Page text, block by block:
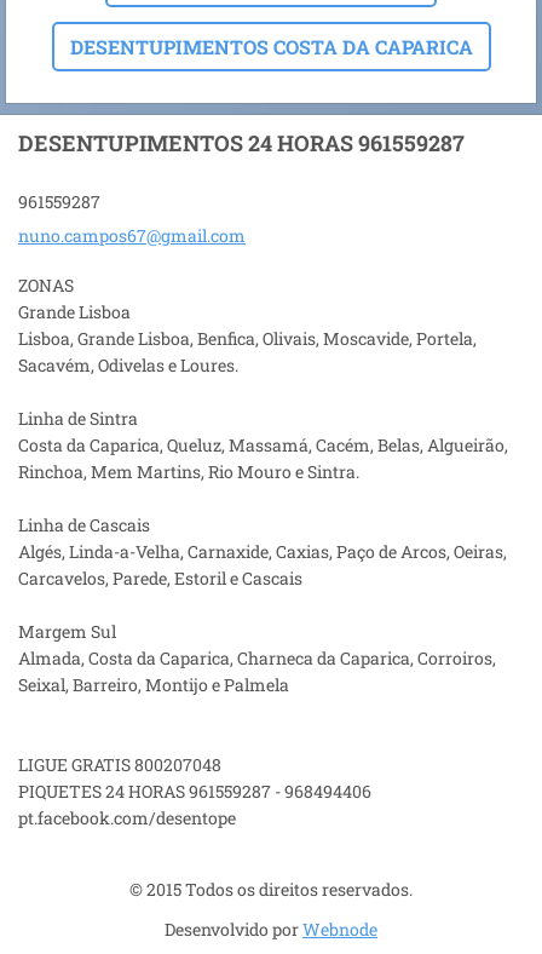
DESENTUPIMENTOS COSTA DA CAPARICA
DESENTUPIMENTOS 24 HORAS 961559287
961559287
nuno.campos67@gmail.com
ZONAS
Grande Lisboa
Lisboa, Grande Lisboa, Benfica, Olivais, Moscavide, Portela,
Sacavém, Odivelas e Loures.
Linha de Sintra
Costa da Caparica, Queluz, Massamá, Cacém, Belas, Algueirão,
Rinchoa, Mem Martins, Rio Mouro e Sintra.
Linha de Cascais
Algés, Linda-a-Velha, Carnaxide, Caxias, Paço de Arcos, Oeiras,
Carcavelos, Parede, Estoril e Cascais
Margem Sul
Almada, Costa da Caparica, Charneca da Caparica, Corroiros,
Seixal, Barreiro, Montijo e Palmela
LIGUE GRATIS 800207048
PIQUETES 24 HORAS 961559287 - 968494406
pt.facebook.com/desentope
© 2015 Todos os direitos reservados.
Desenvolvido porWebnode